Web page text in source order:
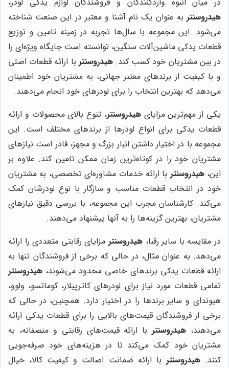
هیدروسنتر به عنوان یک نام آشنا و معتبر در این صنعت شناخته
می‌شود. این مجموعه با سال‌ها تجربه در زمینه تامین و توزیع
قطعات یدکی ماشین‌آلات سنگین، توانسته است جایگاه ویژه‌ای را
در بین مشتریان خود کسب کند.هیدروسنتر با ارائه قطعات اصلی
و با کیفیت از برندهای معتبر جهانی، به مشتریان خود اطمینان
می‌دهد که بهترین انتخاب را برای لودرهای خود انجام می‌دهند.
یکی از مهم‌ترین مزایایهیدروسنتر، تنوع بالای محصولات و ارائه
قطعات یدکی برای انواع لودرها از برندهای مختلف است. این
مجموعه با در اختیار داشتن انبار بزرگ و مجهز، قادر است نیازهای
مشتریان خود را در کوتاه‌ترین زمان ممکن تامین کند. علاوه بر
این،هیدروسنتر با ارائه خدمات مشاوره‌ای تخصصی، به مشتریان
خود در انتخاب قطعات مناسب و سازگار با نوع لودرشان کمک
می‌کند. کارشناسان مجرب این مجموعه، با بررسی دقیق نیازهای
مشتریان، بهترین گزینه‌ها را به آنها پیشنهاد می‌دهند.
در مقایسه با سایر رقبا، هیدروسنتر مزایای رقابتی متعددی را ارائه
می‌دهد. به عنوان مثال، در حالی که برخی از فروشندگان تنها به
ارائه قطعات یدکی برندهای خاصی محدود می‌شوند، هیدروسنتر
تمامی قطعات مورد نیاز برای لودرهای کاترپیلار، کوماتسو، ولوو،
هیوندای و سایر برندها را در اختیار دارد. همچنین، در حالی که
برخی از فروشندگان قیمت‌های بالایی را برای قطعات یدکی ارائه
می‌دهند، هیدروسنتربا ارائه قیمت‌های رقابتی و منصفانه، به
مشتریان خود کمک می‌کند تا در هزینه‌های خود صرفه‌جویی
کنند.هیدروسنتر با ارائه ضمانت اصالت و کیفیت کالا، خیال